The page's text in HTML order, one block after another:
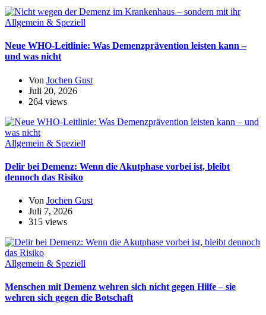
Allgemein & Speziell
Neue WHO-Leitlinie: Was Demenzprävention leisten kann –
und was nicht
Von Jochen Gust
Juli 20, 2026
264 views
Allgemein & Speziell
Delir bei Demenz: Wenn die Akutphase vorbei ist, bleibt
dennoch das Risiko
Von Jochen Gust
Juli 7, 2026
315 views
Allgemein & Speziell
Menschen mit Demenz wehren sich nicht gegen Hilfe – sie
wehren sich gegen die Botschaft